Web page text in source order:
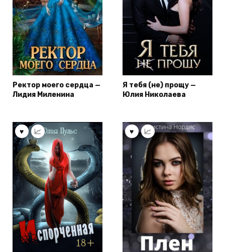
Ректор моего сердца —
Лидия Миленина
Я тебя (не) прощу —
Юлия Николаева